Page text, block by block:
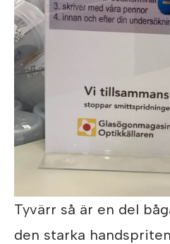
Tyvärr så är en del
den starka